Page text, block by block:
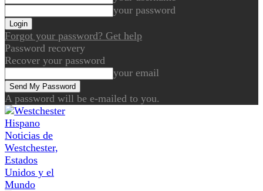
your password
Forgot your password? Get help
Password recovery
Recover your password
your email
A password will be e-mailed to you.
Noticias de
Westchester,
Estados
Unidos y el
Mundo